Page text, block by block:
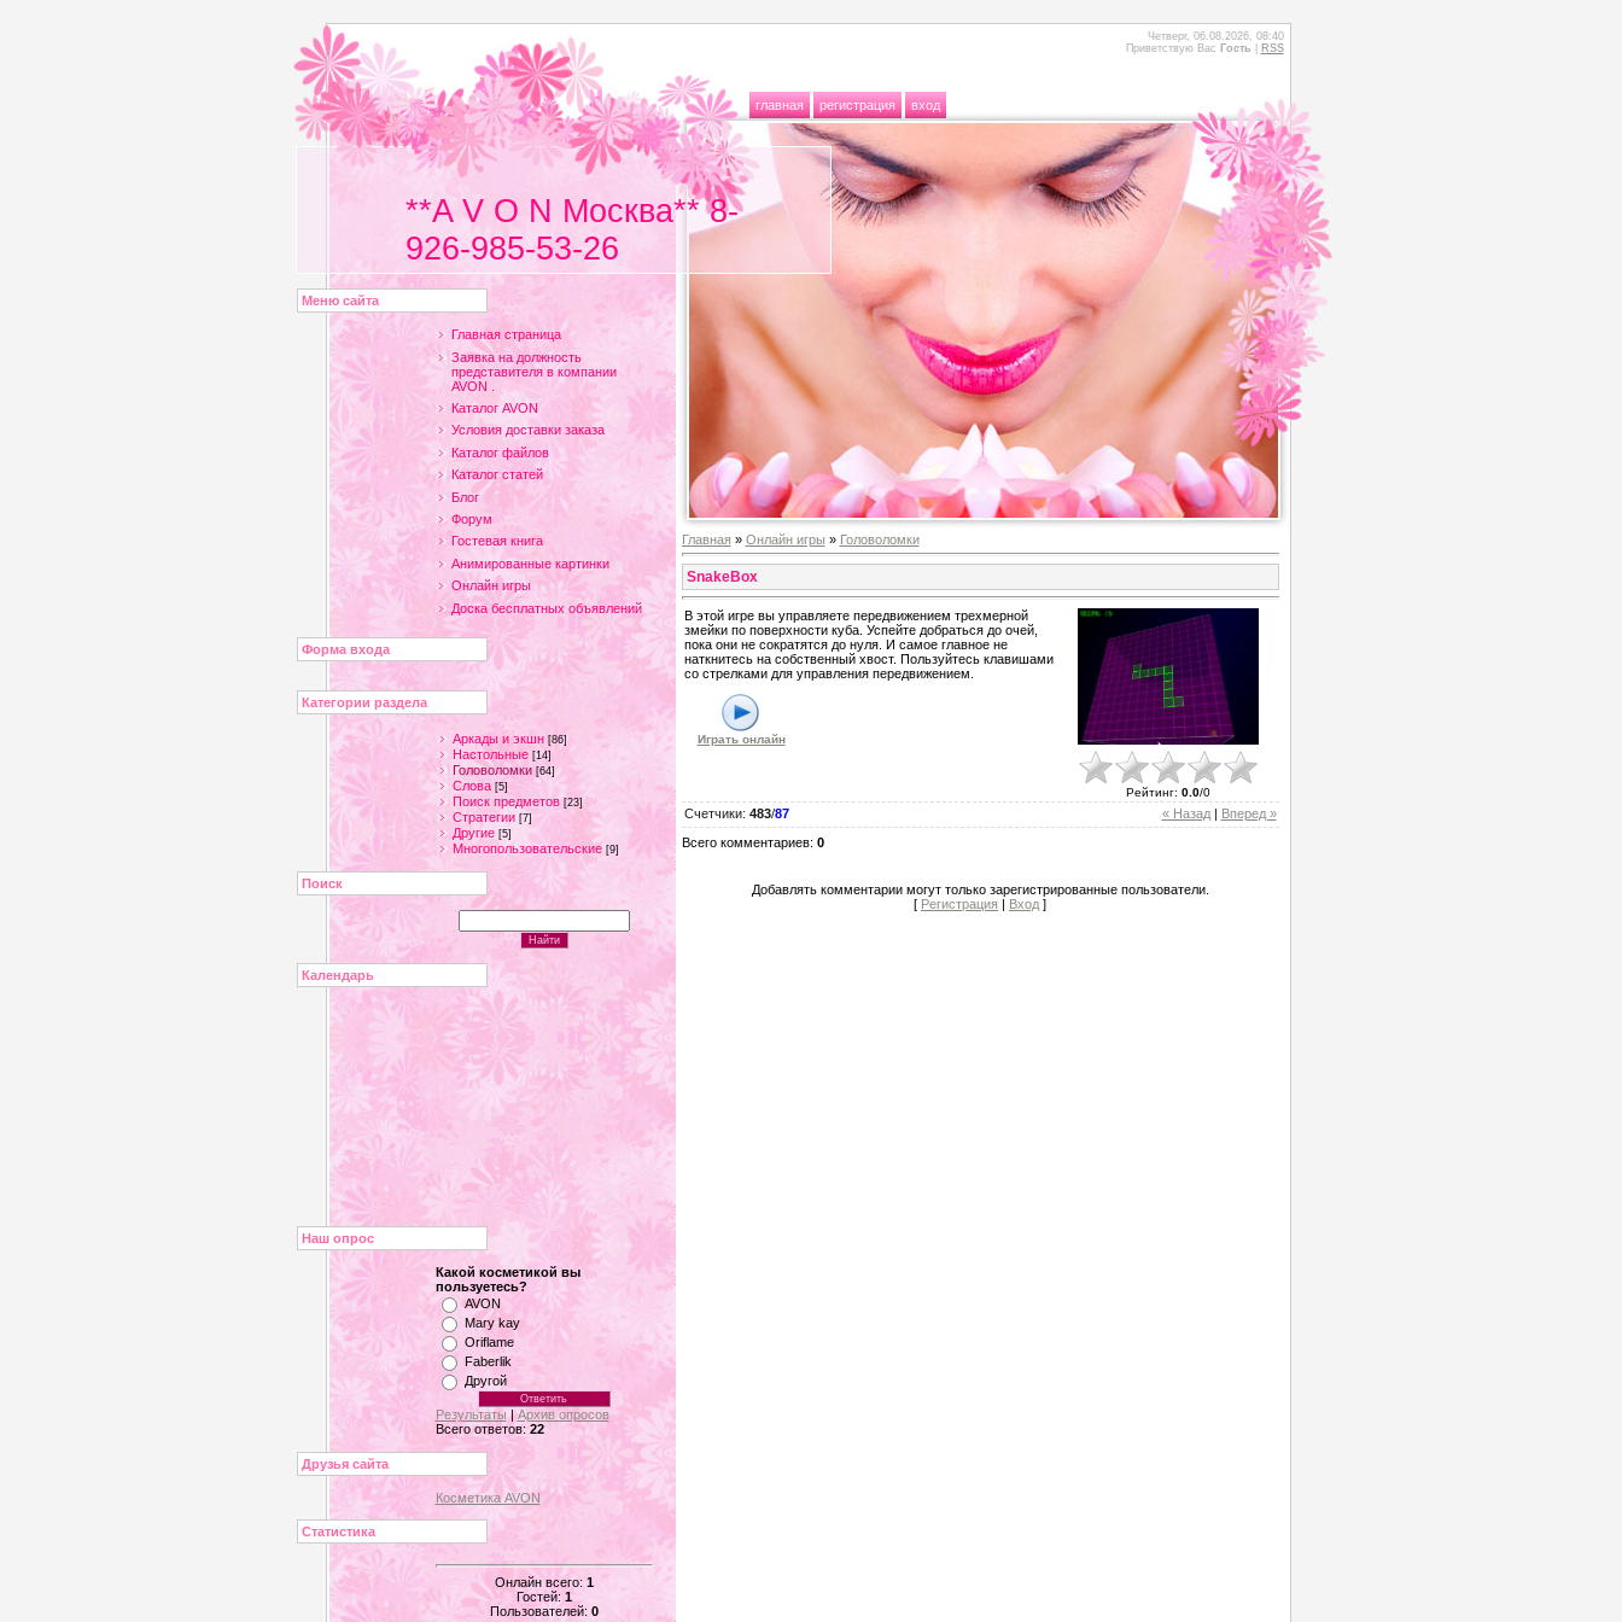
Четверг, 06.08.2026, 08:40
Приветствую Вас Гость RSS
главная регистрация вход
**A V O N Москва** 8-
926-985-53-26
Меню сайта
Главная страница
Заявка на должность
представителя в компании
AVON .
Каталог AVON
Условия доставки заказа
Каталог файлов
Каталог статей
Блог
Форум
Гостевая книга
Анимированные картинки
Онлайн игры
Доска бесплатных объявлений
Форма входа
Категории раздела
Аркады и экшн [86]
Настольные [14]
Головоломки [64]
Слова [5]
Поиск предметов [23]
Стратегии [7]
Другие [5]
Многопользовательские [9]
Поиск
Календарь
Наш опрос
Какой косметикой вы
пользуетесь?
AVON
Mary kay
Oriflame
Faberlik
Другой
Результаты |Архив опросов
Всего ответов: 22
Друзья сайта
Косметика AVON
Статистика
Онлайн всего: 1
Гостей: 1
Пользователей: 0
Главная» Онлайн игры » Головоломки
SnakeBox
В этой игре вы управляете передвижением трехмерной
змейки по поверхности куба. Успейте добраться до очей,
пока они не сократятся до нуля. И самое главное не
наткнитесь на собственный хвост. Пользуйтесь клавишами
со стрелками для управления передвижением.
Играть онлайн
Рейтинг: 0.0/0
« Назад| Вперед »
Счетчики: 483/87
Всего комментариев: 0
Добавлять комментарии могут только зарегистрированные пользователи.
[ Регистрация Вход ]